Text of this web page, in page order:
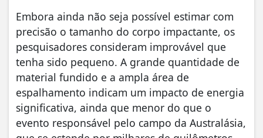
Embora ainda não seja possível estimar com
precisão o tamanho do corpo impactante, os
pesquisadores consideram improvável que
tenha sido pequeno. A grande quantidade de
material fundido e a ampla área de
espalhamento indicam um impacto de energia
significativa, ainda que menor do que o
evento responsável pelo campo da Australásia,